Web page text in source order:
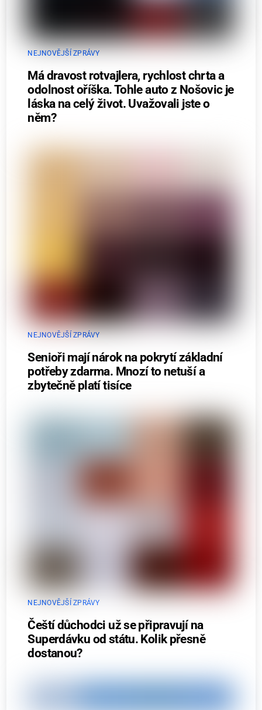
NEJNOVĚJŠÍ ZPRÁVY
Má dravost rotvajlera, rychlost chrta a
odolnost oříška. Tohle auto z Nošovic je
láska na celý život. Uvažovali jste o
něm?
NEJNOVĚJŠÍ ZPRÁVY
Senioři mají nárok na pokrytí základní
potřeby zdarma. Mnozí to netuší a
zbytečně platí tisíce
NEJNOVĚJŠÍ ZPRÁVY
Čeští důchodci už se připravují na
Superdávku od státu. Kolik přesně
dostanou?